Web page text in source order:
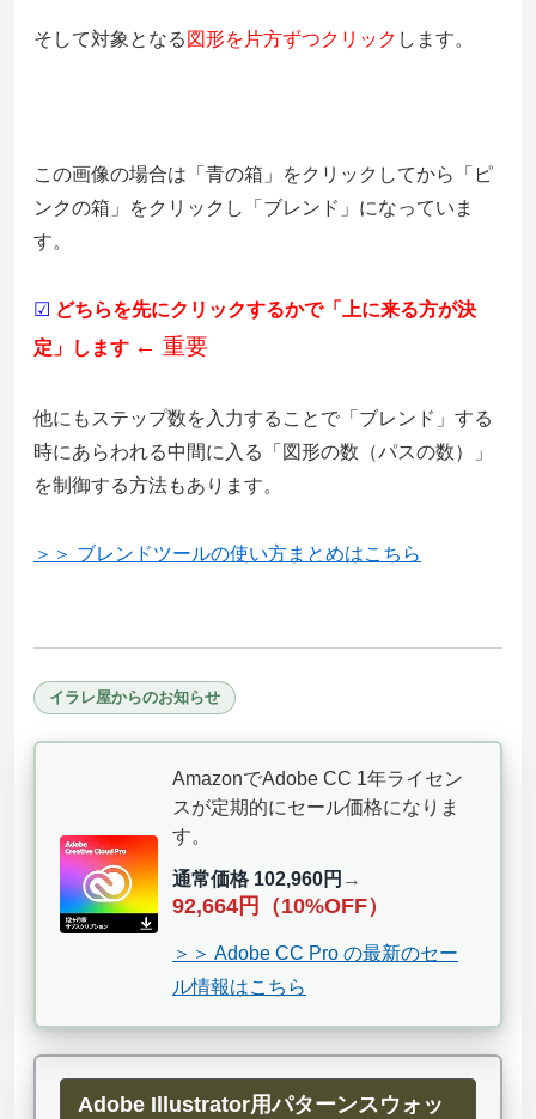
そして対象となる 図形を片方ずつクリック します。
この画像の場合は「青の箱」をクリックしてから「ピ
ンクの箱」をクリックし「ブレンド」になっていま
す。
☑ どちらを先にクリックするかで「上に来る方が決
定」します ← 重要
他にもステップ数を入力することで「ブレンド」する
時にあらわれる中間に入る「図形の数（パスの数）」
を制御する方法もあります。
＞＞ ブレンドツールの使い方まとめはこちら
イラレ屋からのお知らせ
AmazonでAdobe CC 1年ライセン
スが定期的にセール価格になりま
す。
通常価格 102,960円 →
92,664円（10%OFF）
＞＞ Adobe CC Pro の最新のセー
ル情報はこちら
Adobe Illustrator用パターンスウォッ